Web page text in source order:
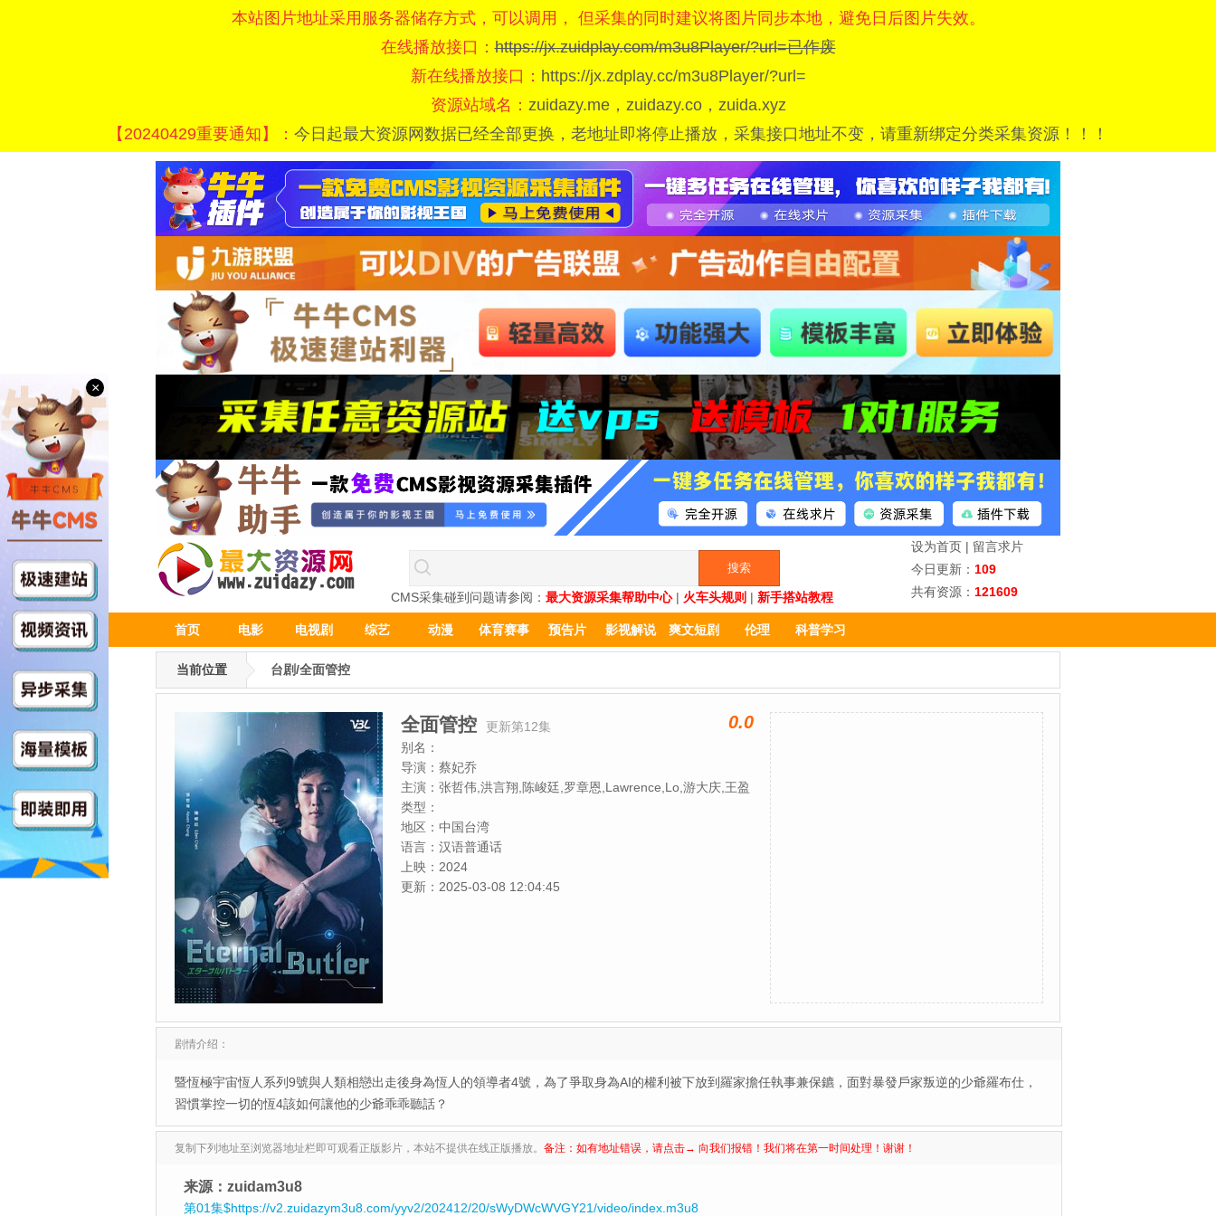
本站图片地址采用服务器储存方式，可以调用， 但采集的同时建议将图片同步本地，避免日后图片失效。
在线播放接口：https://jx.zuidplay.com/m3u8Player/?url=已作废
新在线播放接口： https://jx.zdplay.cc/m3u8Player/?url=
资源站域名： zuidazy.me，zuidazy.co，zuida.xyz
【20240429重要通知】： 今日起最大资源网数据已经全部更换，老地址即将停止播放，采集接口地址不变，请重新绑定分类采集资源！！！
CMS采集碰到问题请参阅： 最大资源采集帮助中心| 火车头规则 | 新手搭站教程
设为首页 | 留言求片
今日更新： 109
共有资源： 121609
首页 电影 电视剧 综艺 动漫 体育赛事 预告片 影视解说 爽文短剧 伦理 科普学习
当前位置 台剧/全面管控
全面管控 更新第12集 0.0
别名：
导演： 蔡妃乔
主演： 张哲伟,洪言翔,陈峻廷,罗章恩,Lawrence,Lo,游大庆,王盈
堯,Akai,周咏轩,吴秉宸
类型：
地区： 中国台湾
语言： 汉语普通话
上映： 2024
更新： 2025-03-08 12:04:45
剧情介绍：
暨恆極宇宙恆人系列9號與人類相戀出走後身為恆人的領導者4號，為了爭取身為AI的權利被下放到羅家擔任執事兼保鑣，面對暴發戶家叛逆的少爺羅布仕，
習慣掌控一切的恆4該如何讓他的少爺乖乖聽話？
复制下列地址至浏览器地址栏即可观看正版影片，本站不提供在线正版播放。 备注：如有地址错误，请点击→ 向我们报错！我们将在第一时间处理！谢谢！
来源：zuidam3u8
第01集$https://v2.zuidazym3u8.com/yyv2/202412/20/sWyDWcWVGY21/video/index.m3u8
×